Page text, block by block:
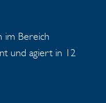
im Bereich
und agiert in 12